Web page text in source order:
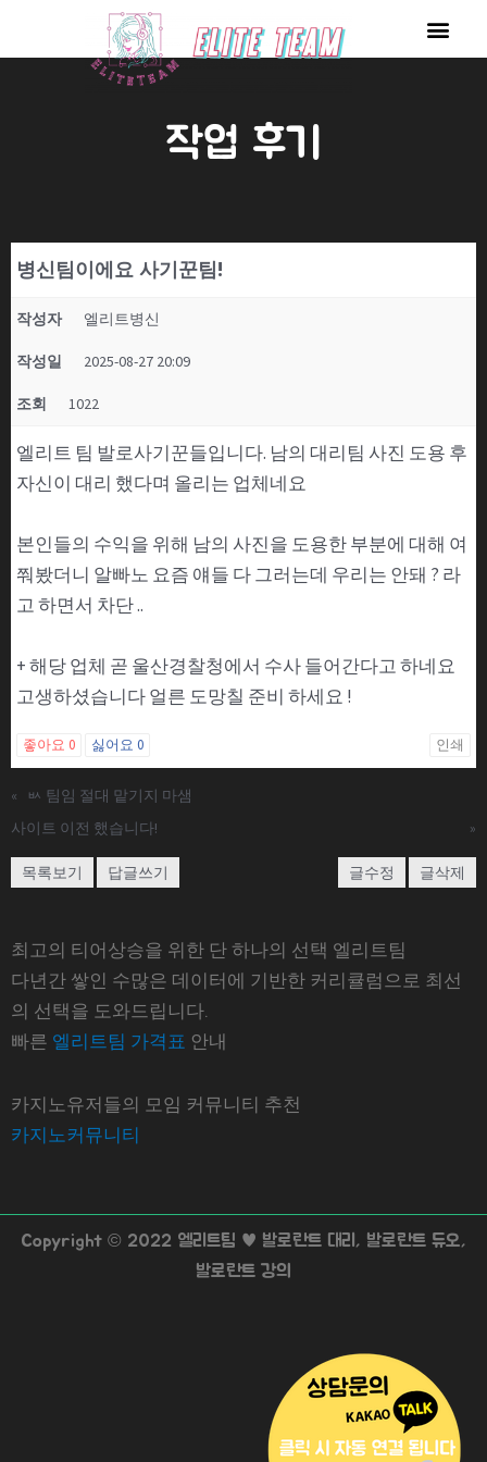
작업 후기
병신팀이에요 사기꾼팀!
작성자 엘리트병신
작성일 2025-08-27 20:09
조회 1022
엘리트 팀 발로사기꾼들입니다. 남의 대리팀 사진 도용 후
자신이 대리 했다며 올리는 업체네요
본인들의 수익을 위해 남의 사진을 도용한 부분에 대해 여
쭤봤더니 알빠노 요즘 얘들 다 그러는데 우리는 안돼 ? 라
고 하면서 차단 ..
+ 해당 업체 곧 울산경찰청에서 수사 들어간다고 하네요
고생하셨습니다 얼른 도망칠 준비 하세요 !
좋아요 0 싫어요 0 인쇄
«
ㅄ 팀임 절대 맡기지 마샘
사이트 이전 했습니다!
»
목록보기 답글쓰기 글수정 글삭제
최고의 티어상승을 위한 단 하나의 선택 엘리트팀
다년간 쌓인 수많은 데이터에 기반한 커리큘럼으로 최선
의 선택을 도와드립니다.
빠른 엘리트팀 가격표 안내
카지노유저들의 모임 커뮤니티 추천
카지노커뮤니티
Copyright © 2022 엘리트팀 ♥ 발로란트 대리, 발로란트 듀오,
발로란트 강의